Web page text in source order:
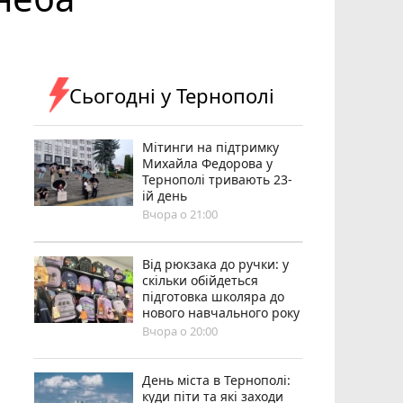
Сьогодні у Тернополі
Мітинги на підтримку
Михайла Федорова у
Тернополі тривають 23-
ій день
Вчора о 21:00
Від рюкзака до ручки: у
скільки обійдеться
підготовка школяра до
нового навчального року
Вчора о 20:00
День міста в Тернополі:
куди піти та які заходи